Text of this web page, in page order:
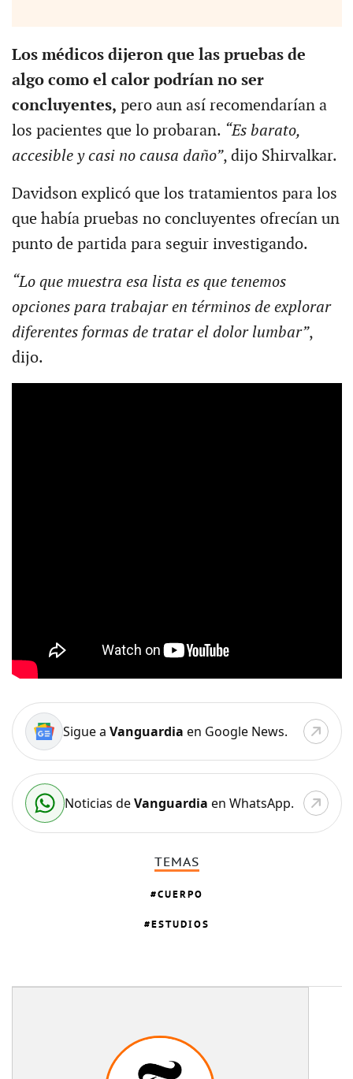
Los médicos dijeron que las pruebas de
algo como el calor podrían no ser
concluyentes, pero aun así recomendarían a
los pacientes que lo probaran. “Es barato,
accesible y casi no causa daño”, dijo Shirvalkar.
Davidson explicó que los tratamientos para los
que había pruebas no concluyentes ofrecían un
punto de partida para seguir investigando.
“Lo que muestra esa lista es que tenemos
opciones para trabajar en términos de explorar
diferentes formas de tratar el dolor lumbar”,
dijo.
Sigue a Vanguardia en Google News.
Noticias deVanguardia en WhatsApp.
TEMAS
CUERPO
ESTUDIOS